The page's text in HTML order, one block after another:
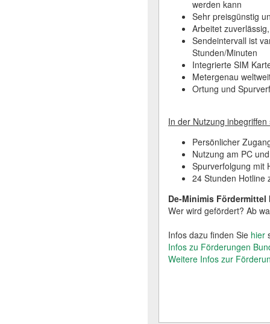
werden kann
Sehr preisgünstig
Arbeitet
Sendeintervall ist
Stunden/Minuten
Integrierte SIM
Metergenau
Ortung und
In der Nutzung inbegriffen
Persönlicher
Nutzung am PC
Spurverfolgung mit
24 Stunden Hotline
De-Minimis
Wer wird gefördert? Ab
Infos dazu finden Sie hier
Infos zu Förderungen
Weitere Infos zur